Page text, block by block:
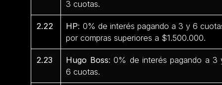
3 cuotas.
2.22 HP: 0% de interés pagando a 3 y 6
por compras superiores a $1.500.000.
2.23 Hugo Boss: 0% de interés pagando a 3
6 cuotas.